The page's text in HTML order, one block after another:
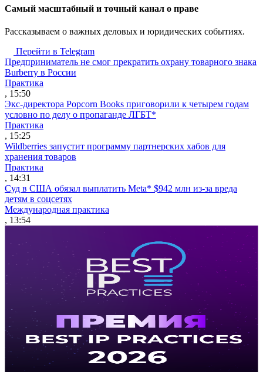
Cамый масштабный и точный канал о праве
Рассказываем о важных деловых и юридических событиях.
Перейти в Telegram
Предприниматель не смог прекратить охрану товарного знака
Burberry в России
Практика
, 15:50
Экс-директора Popcorn Books приговорили к четырем годам
условно по делу о пропаганде ЛГБТ*
Практика
, 15:25
Wildberries запустит программу партнерских хабов для
хранения товаров
Практика
, 14:31
Суд в США обязал выплатить Meta* $942 млн из-за вреда
детям в соцсетях
Международная практика
, 13:54